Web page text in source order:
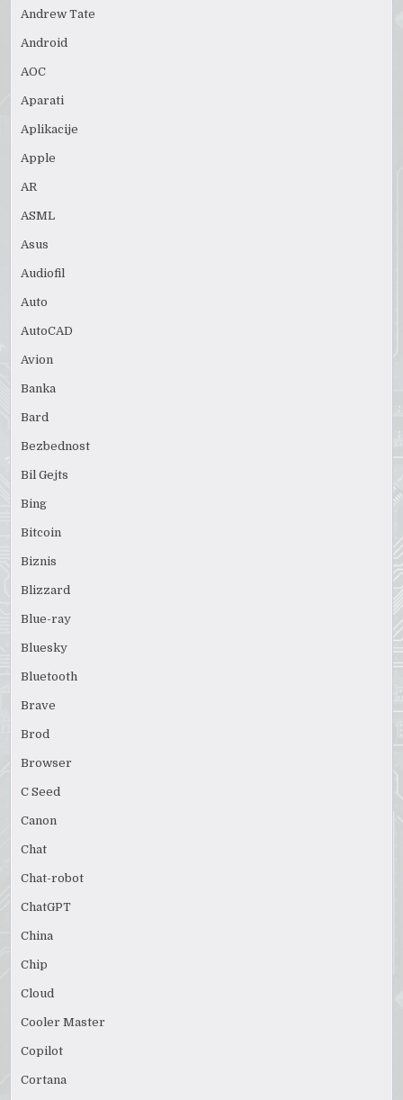
Andrew Tate
Android
AOC
Aparati
Aplikacije
Apple
AR
ASML
Asus
Audiofil
Auto
AutoCAD
Avion
Banka
Bard
Bezbednost
Bil Gejts
Bing
Bitcoin
Biznis
Blizzard
Blue-ray
Bluesky
Bluetooth
Brave
Brod
Browser
C Seed
Canon
Chat
Chat-robot
ChatGPT
China
Chip
Cloud
Cooler Master
Copilot
Cortana